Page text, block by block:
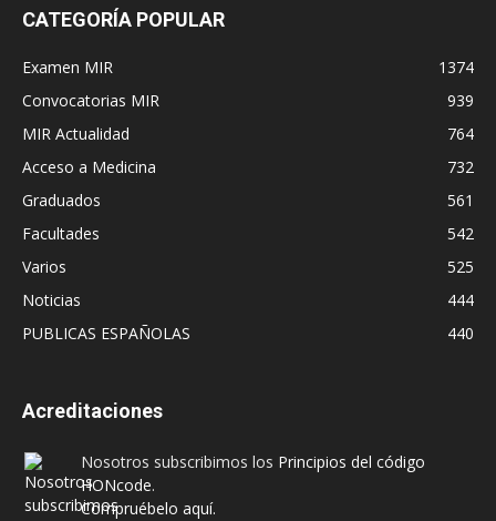
CATEGORÍA POPULAR
Examen MIR
1374
Convocatorias MIR
939
MIR Actualidad
764
Acceso a Medicina
732
Graduados
561
Facultades
542
Varios
525
Noticias
444
PUBLICAS ESPAÑOLAS
440
Acreditaciones
Nosotros subscribimos los Principios del código
HONcode.
Compruébelo aquí.